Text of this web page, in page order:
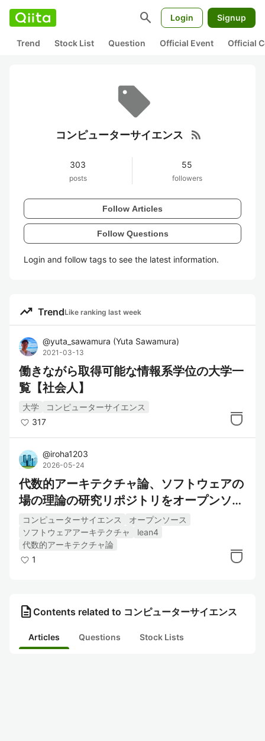
search Login Signup
Trend Stock List Question Official Event Official
コンピューターサイエンス rss_feed
303
posts
55
followers
Follow Articles
Follow Questions
Login and follow tags to see the latest information.
trending_up TrendLike ranking last week
@yuta_sawamura (Yuta Sawamura)
2021-03-13
働きながら取得可能な情報系学位の大学一
覧【社会人】
大学
コンピューターサイエンス
317
@iroha1203
2026-05-24
代数的アーキテクチャ論、ソフトウェアの
場の理論の研究リポジトリをオープンソー
スにしました
コンピューターサイエンス
オープンソース
ソフトウェアアーキテクチャ
lean4
代数的アーキテクチャ論
1
description Contents related to コンピューターサイエンス
Articles Questions Stock Lists